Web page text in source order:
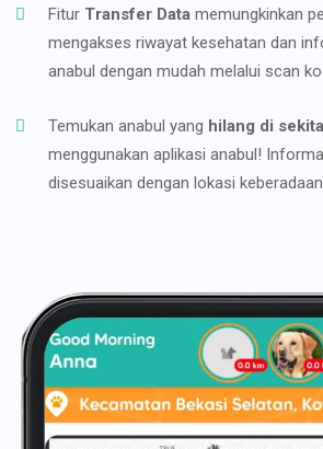
Fitur Transfer Data memungkinkan
mengakses riwayat kesehatan dan
anabul dengan mudah melalui scan
Temukan anabul yang hilang di
menggunakan aplikasi anabul!
disesuaikan dengan lokasi